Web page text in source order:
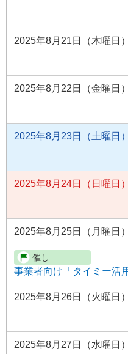
2025年8月21日（木曜日）
2025年8月22日（金曜日）
2025年8月23日（土曜日）
2025年8月24日（日曜日）
2025年8月25日（月曜日）
事業者向け「タイミー活
2025年8月26日（火曜日）
2025年8月27日（水曜日）